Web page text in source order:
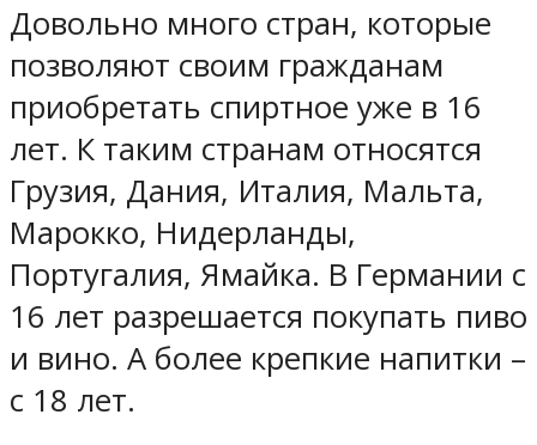
Довольно много стран, которые
позволяют своим гражданам
приобретать спиртное уже в 16
лет. К таким странам относятся
Грузия, Дания, Италия, Мальта,
Марокко, Нидерланды,
Португалия, Ямайка. В Германии с
16 лет разрешается покупать пиво
и вино. А более крепкие напитки –
с 18 лет.